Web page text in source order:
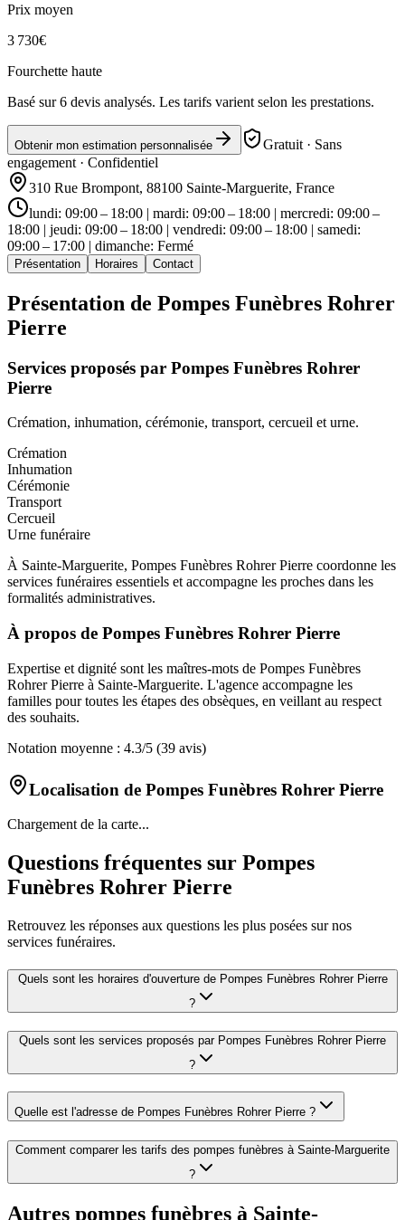
Prix moyen
3 730€
Fourchette haute
Basé sur6 devis analysés. Les tarifs varient selon les prestations.
Obtenir mon estimation personnalisée
Gratuit · Sans
engagement · Confidentiel
310 Rue Brompont, 88100 Sainte-Marguerite, France
lundi: 09:00 – 18:00 | mardi: 09:00 – 18:00 | mercredi: 09:00 –
18:00 | jeudi: 09:00 – 18:00 | vendredi: 09:00 – 18:00 | samedi:
09:00 – 17:00 | dimanche: Fermé
Présentation Horaires Contact
Présentation de Pompes Funèbres Rohrer
Pierre
Services proposés par Pompes Funèbres Rohrer
Pierre
Crémation, inhumation, cérémonie, transport, cercueil et urne.
Crémation
Inhumation
Cérémonie
Transport
Cercueil
Urne funéraire
À Sainte-Marguerite, Pompes Funèbres Rohrer Pierre coordonne les
services funéraires essentiels et accompagne les proches dans les
formalités administratives.
À propos de Pompes Funèbres Rohrer Pierre
Expertise et dignité sont les maîtres-mots de Pompes Funèbres
Rohrer Pierre à Sainte-Marguerite. L'agence accompagne les
familles pour toutes les étapes des obsèques, en veillant au respect
des souhaits.
Notation moyenne : 4.3/5 (39 avis)
Localisation de Pompes Funèbres Rohrer Pierre
Chargement de la carte...
Questions fréquentes sur Pompes
Funèbres Rohrer Pierre
Retrouvez les réponses aux questions les plus posées sur nos
services funéraires.
Quels sont les horaires d'ouverture de Pompes Funèbres Rohrer Pierre
?
Quels sont les services proposés par Pompes Funèbres Rohrer Pierre
?
Quelle est l'adresse de Pompes Funèbres Rohrer Pierre ?
Comment comparer les tarifs des pompes funèbres à Sainte-Marguerite
?
Autres pompes funèbres à Sainte-